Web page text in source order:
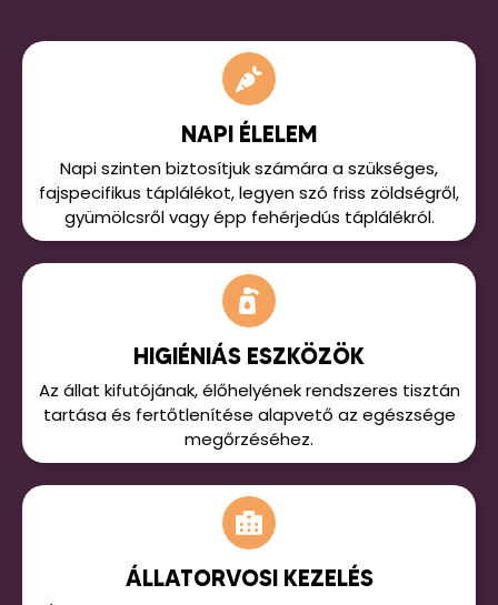
NAPI ÉLELEM
Napi szinten biztosítjuk számára a szükséges,
fajspecifikus táplálékot, legyen szó friss zöldségről,
gyümölcsről vagy épp fehérjedús táplálékról.
HIGIÉNIÁS ESZKÖZÖK
Az állat kifutójának, élőhelyének rendszeres tisztán
tartása és fertőtlenítése alapvető az egészsége
megőrzéséhez.
ÁLLATORVOSI KEZELÉS